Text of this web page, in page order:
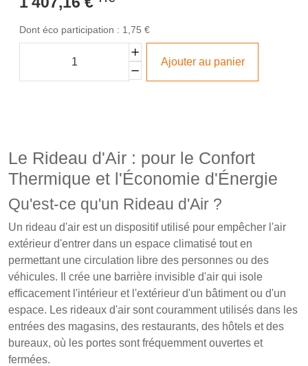
Dont éco participation : 1,75 €
Ajouter au panier
Le Rideau d'Air : pour le Confort
Thermique et l'Économie d'Énergie
Qu'est-ce qu'un Rideau d'Air ?
Un rideau d'air est un dispositif utilisé pour empêcher l'air
extérieur d'entrer dans un espace climatisé tout en
permettant une circulation libre des personnes ou des
véhicules. Il crée une barrière invisible d'air qui isole
efficacement l'intérieur et l'extérieur d'un bâtiment ou d'un
espace. Les rideaux d'air sont couramment utilisés dans les
entrées des magasins, des restaurants, des hôtels et des
bureaux, où les portes sont fréquemment ouvertes et
fermées.